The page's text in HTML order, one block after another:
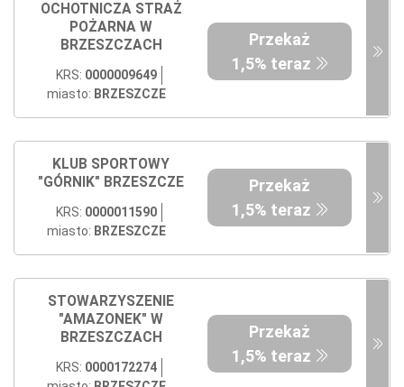
OCHOTNICZA STRAŻ
POŻARNA W
BRZESZCZACH
KRS: 0000009649
miasto: BRZESZCZE
Przekaż
1,5% teraz
KLUB SPORTOWY
"GÓRNIK" BRZESZCZE
KRS: 0000011590
miasto: BRZESZCZE
Przekaż
1,5% teraz
STOWARZYSZENIE
"AMAZONEK" W
BRZESZCZACH
KRS: 0000172274
Przekaż
1,5% teraz